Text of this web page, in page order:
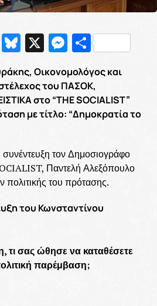
Bluesky
X
Οικονομολόγος και
του ΠΑΣΟΚ,
στο “THE SOCIALIST”
με τίτλο: “Δημοκρατία το
τον Δημοσιογράφο
Παντελή Αλεξόπουλο
πολιτικής του πρότασης.
του Κωνσταντίνου
τι σας ώθησε να καταθέσετε
παρέμβαση;